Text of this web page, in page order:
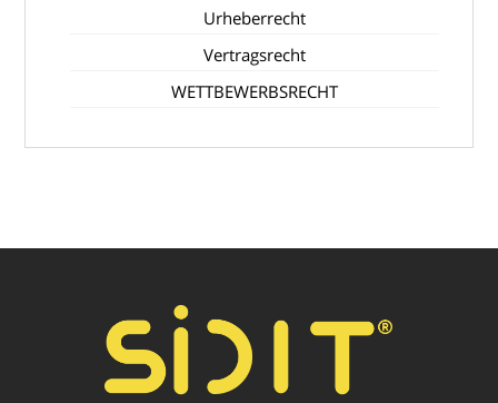
Urheberrecht
Vertragsrecht
WETTBEWERBSRECHT